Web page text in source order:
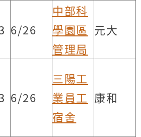
6/26
中部科
學園區
管理局
元大
6/26
三陽工
業員工
宿舍
康和